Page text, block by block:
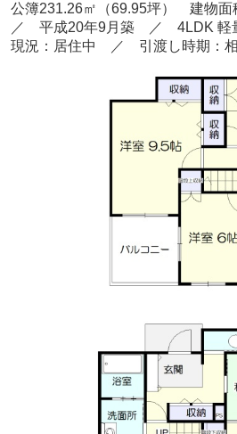
公簿231.26㎡
（69.95坪） 建物面
／ 平成20年9月築 ／ 4LDK 軽
現況：居住中
／ 引渡し時期：